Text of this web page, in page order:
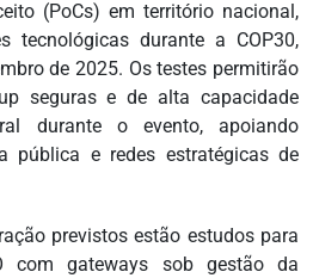
(PoCs) em território nacional,
tecnológicas durante a COP30,
de 2025. Os testes permitirão
seguras e de alta capacidade
durante o evento, apoiando
pública e redes estratégicas de
previstos estão estudos para
com gateways sob gestão da